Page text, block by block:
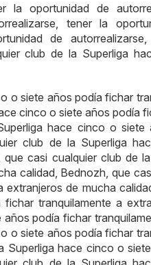
la oportunidad de
tener la
de
club de la Superliga
o siete años podía fichar
cinco o siete años podía
hace cinco o siete
club de la Superliga
casi cualquier club de
calidad, Bednozh, que
de mucha
tranquilamente a
podía fichar
o siete años podía fichar
Superliga hace cinco o